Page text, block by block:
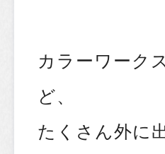
カラーワーク
ど、
たくさん外に